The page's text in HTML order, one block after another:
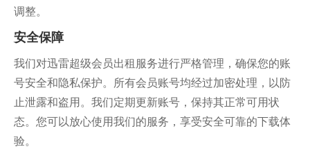
调整。
安全保障
我们对迅雷超级会员出租服务进行严格管理，确保您的账
号安全和隐私保护。所有会员账号均经过加密处理，以防
止泄露和盗用。我们定期更新账号，保持其正常可用状
态。您可以放心使用我们的服务，享受安全可靠的下载体
验。